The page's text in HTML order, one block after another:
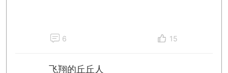
6 15
飞翔的丘丘人